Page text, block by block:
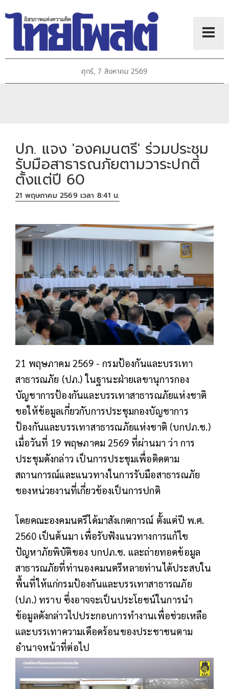
ศุกร์, 7 สิงหาคม 2569
ปภ. แจง 'องคมนตรี' ร่วมประชุม
รับมือสาธารณภัยตามวาระปกติ
ตั้งแต่ปี 60
21 พฤษภาคม 2569 เวลา 8:41 น.
21 พฤษภาคม 2569 - กรมป้องกันและบรรเทา
สาธารณภัย (ปภ.) ในฐานะฝ่ายเลขานุการกอง
บัญชาการป้องกันและบรรเทาสาธารณภัยแห่งชาติ
ขอให้ข้อมูลเกี่ยวกับการประชุมกองบัญชาการ
ป้องกันและบรรเทาสาธารณภัยแห่งชาติ (บกปภ.ช.)
เมื่อวันที่ 19 พฤษภาคม 2569 ที่ผ่านมา ว่า การ
ประชุมดังกล่าว เป็นการประชุมเพื่อติดตาม
สถานการณ์และแนวทางในการรับมือสาธารณภัย
ของหน่วยงานที่เกี่ยวข้องเป็นการปกติ
โดยคณะองคมนตรีได้มาสังเกตการณ์ ตั้งแต่ปี พ.ศ.
2560 เป็นต้นมา เพื่อรับฟังแนวทางการแก้ไข
ปัญหาภัยพิบัติของ บกปภ.ช. และถ่ายทอดข้อมูล
สาธารณภัยที่ท่านองคมนตรีหลายท่านได้ประสบใน
พื้นที่ให้แก่กรมป้องกันและบรรเทาสาธารณภัย
(ปภ.) ทราบ ซึ่งอาจจะเป็นประโยชน์ในการนำ
ข้อมูลดังกล่าวไปประกอบการทำงานเพื่อช่วยเหลือ
และบรรเทาความเดือดร้อนของประชาชนตาม
อำนาจหน้าที่ต่อไป